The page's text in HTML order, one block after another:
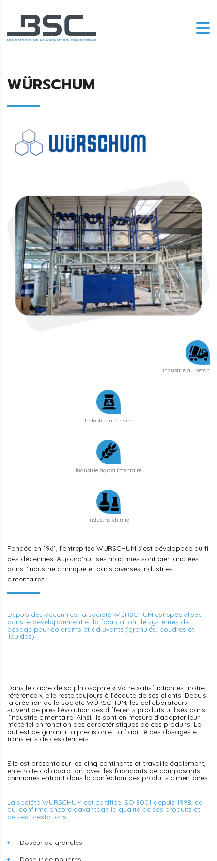
WÜRSCHUM
Industrie du béton
Industrie nucléaire
Industrie agroalimentaire
Industrie chimie
Fondée en 1961, l’entreprise WÜRSCHUM s’est développée au fil
des décennies. Aujourd’hui, ses machines sont bien ancrées
dans l’industrie chimique et dans diverses industries
cimentaires.
Depuis des décennies, la société WÜRSCHUM est spécialisée
dans le développement et la fabrication de systèmes de
dosage pour colorants et adjuvants (granulés, poudres et
liquides).
Dans le cadre de sa philosophie « Votre satisfaction est notre
référence », elle reste toujours à l’écoute de ses clients. Depuis
la création de la société WÜRSCHUM, les collaborateurs
suivent de près l’évolution des différents produits utilisés dans
l’industrie cimentaire. Ainsi, ils sont en mesure d’adapter leur
matériel en fonction des caractéristiques de ces produits. Le
but est de garantir la précision et la fiabilité des dosages et
transferts de ces derniers.
Elle est présente sur les cinq continents et travaille également,
en étroite collaboration, avec les fabricants de composants
chimiques entrant dans la confection des produits cimentaires.
La société WÜRSCHUM est certifiée ISO 9001 depuis 1998, ce
qui confirme encore davantage la qualité de ses produits et
de ses prestations.
Doseur de granulés
Doseur de poudres